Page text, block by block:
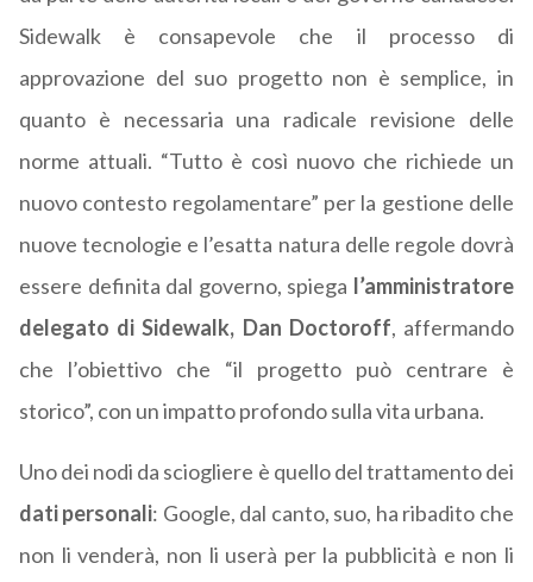
Sidewalk è consapevole che il processo di
approvazione del suo progetto non è semplice, in
quanto è necessaria una radicale revisione delle
norme attuali. “Tutto è così nuovo che richiede un
nuovo contesto regolamentare” per la gestione delle
nuove tecnologie e l’esatta natura delle regole dovrà
essere definita dal governo, spiega l’amministratore
delegato di Sidewalk, Dan Doctoroff, affermando
che l’obiettivo che “il progetto può centrare è
storico”, con un impatto profondo sulla vita urbana.
Uno dei nodi da sciogliere è quello del trattamento dei
dati personali: Google, dal canto, suo, ha ribadito che
non li venderà, non li userà per la pubblicità e non li